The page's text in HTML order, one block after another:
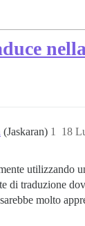
(Jaskaran) 18
1
utilizzando
di traduzione
molto